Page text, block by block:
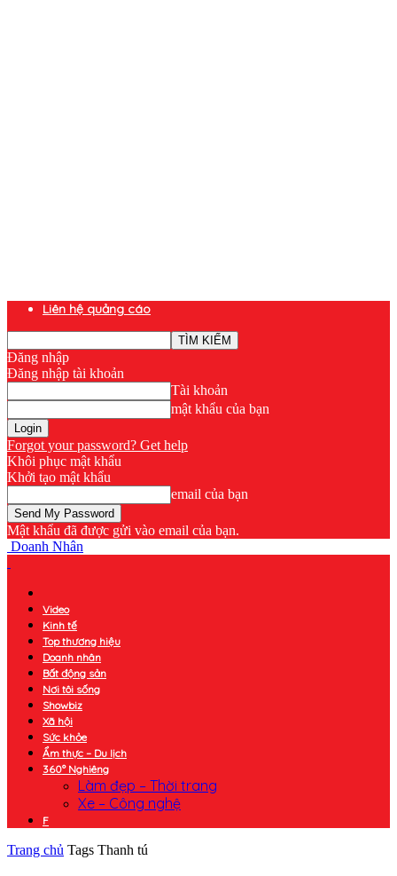
Liên hệ quảng cáo
Đăng nhập
Đăng nhập tài khoản
Tài khoản
mật khẩu của bạn
Forgot your password? Get help
Khôi phục mật khẩu
Khởi tạo mật khẩu
email của bạn
Mật khẩu đã được gửi vào email của bạn.
Doanh Nhân
Video
Kinh tế
Top thương hiệu
Doanh nhân
Bất động sản
Nơi tôi sống
Showbiz
Xã hội
Sức khỏe
Ẩm thực – Du lịch
360° Nghiêng
Làm đẹp – Thời trang
Xe – Công nghệ
F
Trang chủ Tags Thanh tú